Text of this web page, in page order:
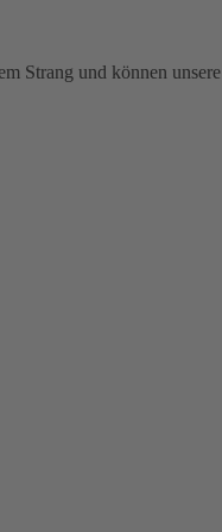
Strang und können